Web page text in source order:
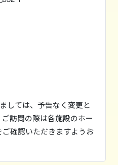
しては、予告なく変更と
訪問の際は各施設のホー
確認いただきますようお